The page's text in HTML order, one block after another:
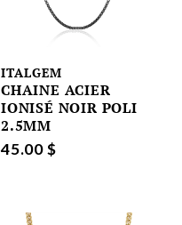
ITALGEM
CHAINE ACIER
IONISÉ NOIR POLI
2.5MM
45.00 $